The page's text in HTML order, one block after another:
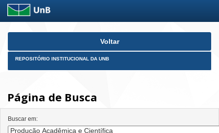
Skip
Voltar
REPOSITÓRIO INSTITUCIONAL DA UNB
Página de Busca
Buscar em: